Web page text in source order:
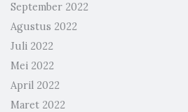
September 2022
Agustus 2022
Juli 2022
Mei 2022
April 2022
Maret 2022